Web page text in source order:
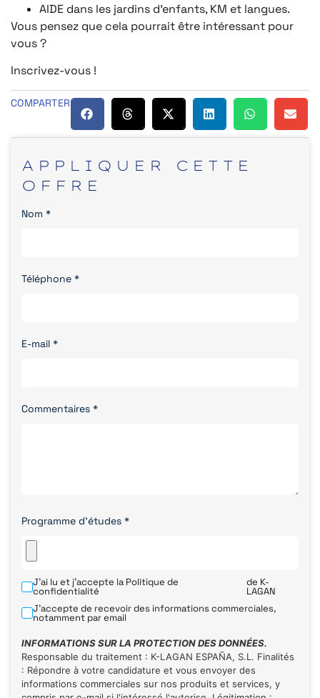
APPLIQUER
CETTE
OFFRE
Nom *
Téléphone *
E-mail *
Commentaires *
Programme d'études *
J'ai lu et j'accepte laPolitique de
confidentialité
de K-
LAGAN
J'accepte de recevoir des informations commerciales,
notamment par email
INFORMATIONS SUR LA PROTECTION DES DONNÉES.
Responsable du traitement : K-LAGAN ESPAÑA, S.L. Finalités
: Répondre à votre candidature et vous envoyer des
informations commerciales sur nos produits et services, y
AIDE dans les jardins d’enfants, KM et langues.
Vous pensez que cela pourrait être intéressant pour
vous ?
Inscrivez-vous !
COMPARTER